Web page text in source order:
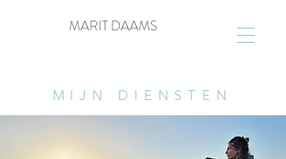
MARIT DAAMS
MIJN DIENSTEN